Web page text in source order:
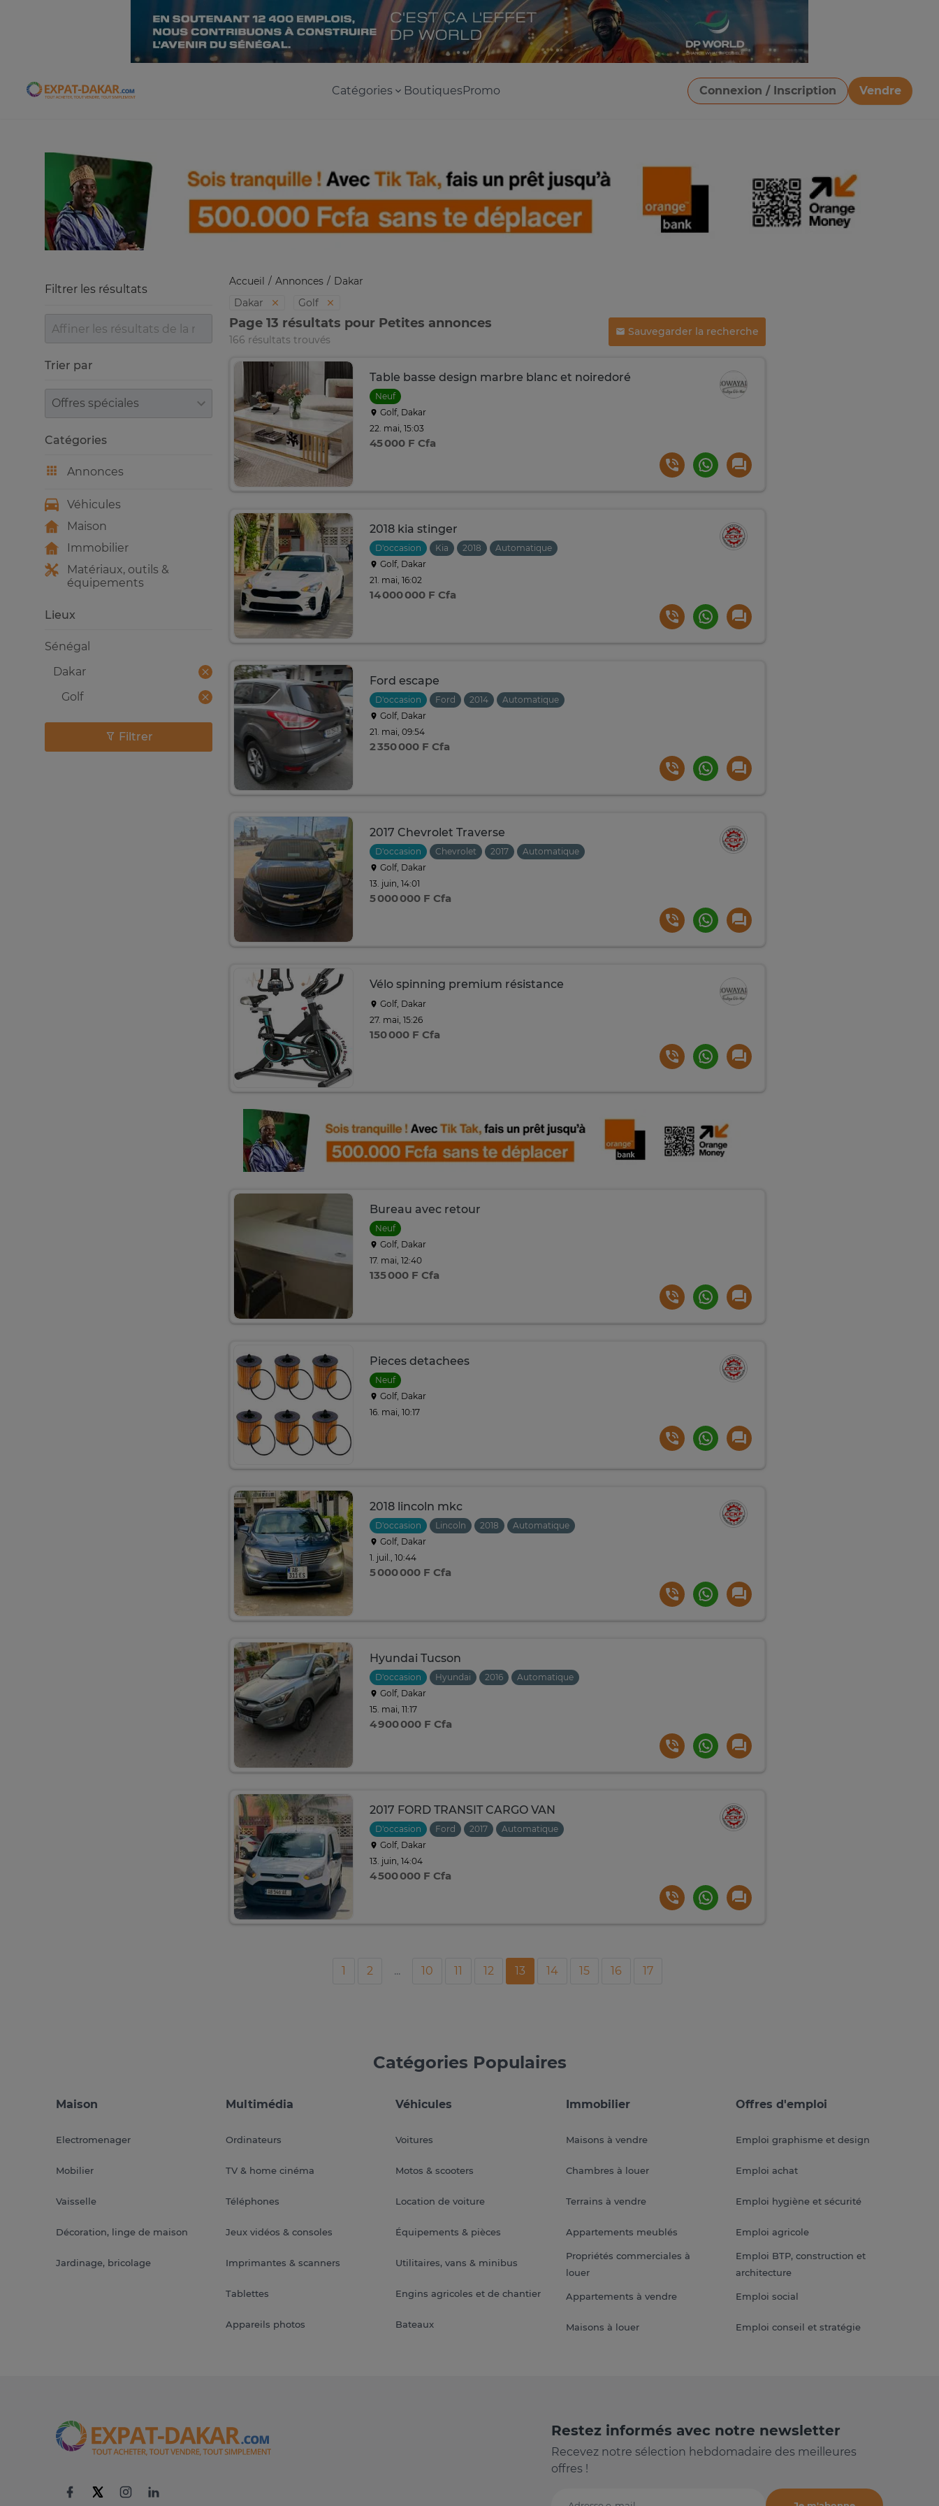
Expat-Dakar Catégories BoutiquesPromo Connexion / Inscription
Vendre
Télécharger une image
Accueil Annonces
Dakar
Dakar
Golf
Page 13 résultats pour Petites annonces
166 résultats trouvés
Sauvegarder la recherche
Table basse design marbre blanc et noiredoré
Neuf
Golf, Dakar
22. mai, 15:03
45 000 F Cfa
2018 kia stinger
D'occasion Kia 2018
Automatique
Golf, Dakar
21. mai, 16:02
14 000 000 F Cfa
Ford escape
D'occasion Ford 2014
Automatique
Golf, Dakar
21. mai, 09:54
2 350 000 F Cfa
2017 Chevrolet Traverse
D'occasion Chevrolet 2017
Automatique
Golf, Dakar
13. juin, 14:01
5 000 000 F Cfa
Vélo spinning premium résistance
Golf, Dakar
27. mai, 15:26
150 000 F Cfa
Bureau avec retour
Neuf
Golf, Dakar
17. mai, 12:40
135 000 F Cfa
Pieces detachees
Neuf
Golf, Dakar
16. mai, 10:17
2018 lincoln mkc
D'occasion Lincoln 2018
Automatique
Golf, Dakar
1. juil., 10:44
5 000 000 F Cfa
Hyundai Tucson
D'occasion Hyundai 2016
Automatique
Golf, Dakar
15. mai, 11:17
4 900 000 F Cfa
2017 FORD TRANSIT CARGO VAN
D'occasion Ford 2017
Automatique
Golf, Dakar
13. juin, 14:04
4 500 000 F Cfa
1 2 ... 10 11 12 13 14 15 16 17
Filtrer les résultats
Trier par
Trier par
Catégories
Annonces
Véhicules
Maison
Immobilier
Matériaux, outils &
équipements
Lieux
Sénégal
Dakar
Golf
Filtrer
Catégories Populaires
Maison
Electromenager
Mobilier
Vaisselle
Décoration, linge de maison
Jardinage, bricolage
Multimédia
Ordinateurs
TV & home cinéma
Téléphones
Jeux vidéos & consoles
Imprimantes & scanners
Tablettes
Appareils photos
Véhicules
Voitures
Motos & scooters
Location de voiture
Équipements & pièces
Utilitaires, vans & minibus
Engins agricoles et de chantier
Bateaux
Immobilier
Maisons à vendre
Chambres à louer
Terrains à vendre
Appartements meublés
Propriétés commerciales à
louer
Appartements à vendre
Maisons à louer
Offres d'emploi
Emploi graphisme et design
Emploi achat
Emploi hygiène et sécurité
Emploi agricole
Emploi BTP, construction et
architecture
Emploi social
Emploi conseil et stratégie
Restez informés avec notre newsletter
Recevez notre sélection hebdomadaire des meilleures
offres !